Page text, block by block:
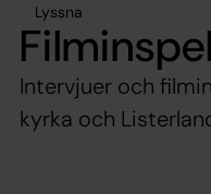
Lyssna
Intervjuer och
kyrka och